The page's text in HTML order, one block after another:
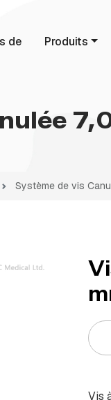
de
Produits
Système de vis
Vis